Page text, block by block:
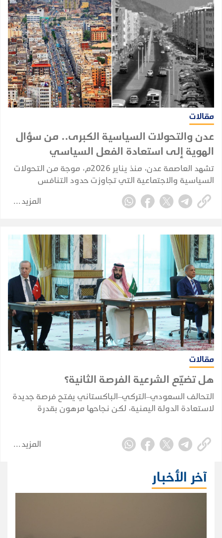
مقالات
عدن والتحولات السياسية الكبرى.. من سؤال
الهوية إلى استعادة الفعل السياسي
تشهد العاصمة عدن، منذ يناير 2026م، موجة من التحولات
السياسية والاجتماعية التي تجاوزت حدود التنافس
السياسي التقليدي، لتلامس طبيعة المجتمع العدني ذاته،
وتعيد طرح أسئلة مؤجلة حول هوية المدينة وخصوصيتها
المزيد
مقالات
هل تضيّع الشرعية الفرصة الثانية؟
التحالف السعودي–التركي–الباكستاني يفتح فرصة جديدة
لاستعادة الدولة اليمنية، لكن نجاحها مرهون بقدرة
المزيد
آخر الأخبار